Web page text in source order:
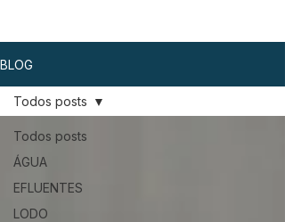
BLOG
Todos posts
ÁGUA
EFLUENTES
LODO
Todos posts